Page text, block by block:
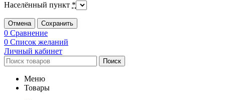
Населённый пункт *
Отмена Сохранить
0 Сравнение
0 Список желаний
Личный кабинет
Поиск
Меню
Товары